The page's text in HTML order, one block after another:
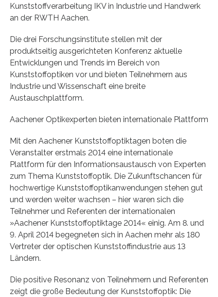
Kunststoffverarbeitung IKV in Industrie und Handwerk
an der RWTH Aachen.
Die drei Forschungsinstitute stellen mit der
produktseitig ausgerichteten Konferenz aktuelle
Entwicklungen und Trends im Bereich von
Kunststoffoptiken vor und bieten Teilnehmern aus
Industrie und Wissenschaft eine breite
Austauschplattform.
Aachener Optikexperten bieten internationale Plattform
Mit den Aachener Kunststoffoptiktagen boten die
Veranstalter erstmals 2014 eine internationale
Plattform für den Informationsaustausch von Experten
zum Thema Kunststoffoptik. Die Zukunftschancen für
hochwertige Kunststoffoptikanwendungen stehen gut
und werden weiter wachsen – hier waren sich die
Teilnehmer und Referenten der internationalen
»Aachener Kunststoffoptiktage 2014« einig. Am 8. und
9. April 2014 begegneten sich in Aachen mehr als 180
Vertreter der optischen Kunststoffindustrie aus 13
Ländern.
Die positive Resonanz von Teilnehmern und Referenten
zeigt die große Bedeutung der Kunststoffoptik: Die